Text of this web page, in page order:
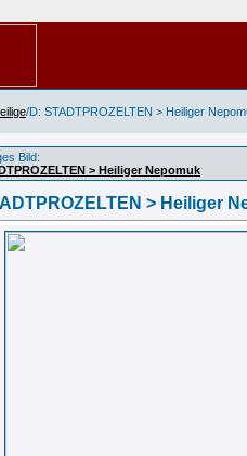
/D: STADTPROZELTEN > Heiliger
Bild:
> Heiliger Nepomuk
> Heiliger